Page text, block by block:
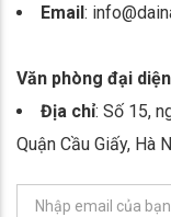
Email:
Văn phòng đại
Địa chỉ: Số 15,
Quận Cầu Giấy, Hà